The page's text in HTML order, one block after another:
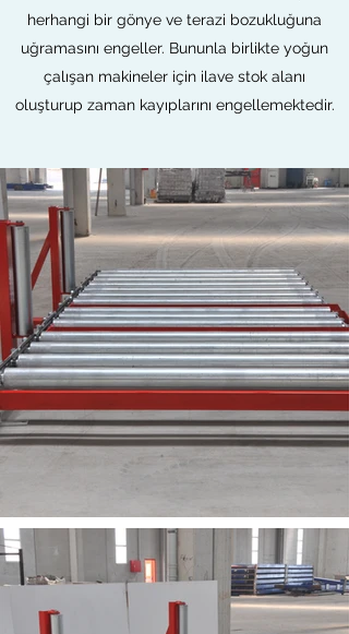
herhangi bir gönye ve terazi bozukluğuna
uğramasını engeller. Bununla birlikte yoğun
çalışan makineler için ilave stok alanı
oluşturup zaman kayıplarını engellemektedir.